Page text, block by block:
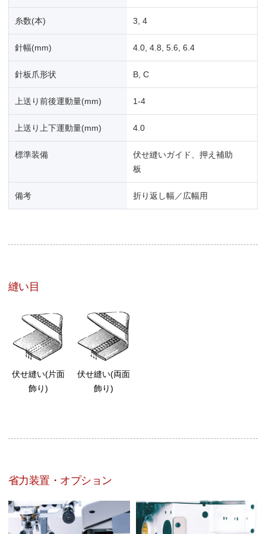
糸数(本) 3, 4
針幅(mm) 4.0, 4.8, 5.6, 6.4
針板爪形状 B, C
上送り前後運動量(mm) 1-4
上送り上下運動量(mm) 4.0
標準装備
伏せ縫いガイド、押え補助
板
備考 折り返し幅／広幅用
縫い目
伏せ縫い(片面
飾り)
伏せ縫い(両面
飾り)
省力装置・オプション